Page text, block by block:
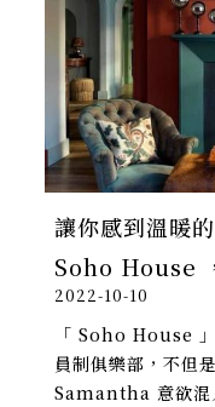
讓你感到溫暖
Soho House
2022-10-10
「 Soho House
員制俱樂部，不
Samantha 意欲混